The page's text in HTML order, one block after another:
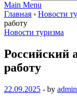
Main Menu
Главная › Новости
работу
Новости туризма
Российский
работу
22.09.2025 - by admin